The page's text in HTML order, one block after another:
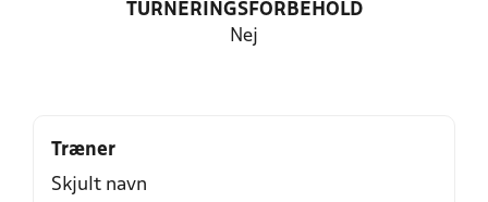
TURNERINGSFORBEHOLD
Nej
Træner
Skjult navn